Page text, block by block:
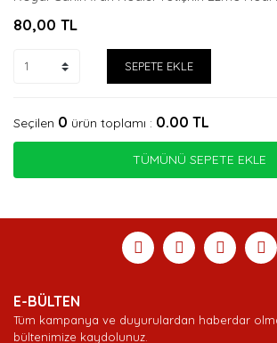
80,00 TL
SEPETE EKLE
Seçilen 0 ürün toplamı : 0.00 TL
TÜMÜNÜ SEPETE EKLE
E-BÜLTEN
Tüm kampanya ve duyurulardan haberdar
bültenimize kaydolunuz.